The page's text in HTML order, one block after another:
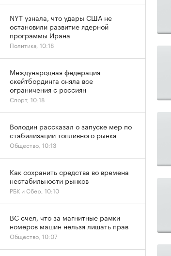
NYT узнала, что удары США не
остановили развитие ядерной
программы Ирана
Политика, 10:18
Международная федерация
скейтбординга сняла все
ограничения с россиян
Спорт, 10:18
Володин рассказал о запуске мер по
стабилизации топливного рынка
Общество, 10:13
Как сохранить средства во времена
нестабильности рынков
РБК и Сбер, 10:10
ВС счел, что за магнитные рамки
номеров машин нельзя лишать прав
Общество, 10:07